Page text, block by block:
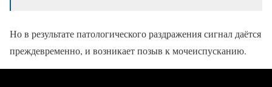
Но в результате патологического раздражения сигнал даётся
преждевременно, и возникает позыв к мочеиспусканию.